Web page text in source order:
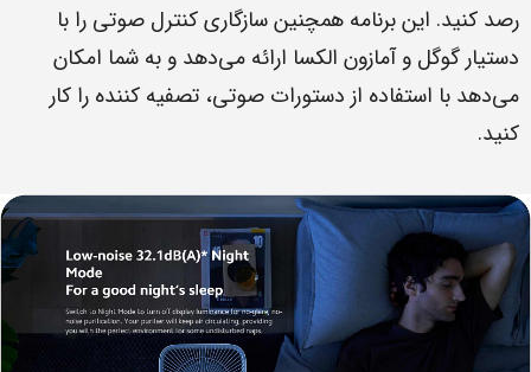
رصد کنید. این برنامه همچنین سازگاری کنترل صوتی را با
دستیار گوگل و آمازون الکسا ارائه می‌دهد و به شما امکان
می‌دهد با استفاده از دستورات صوتی، تصفیه کننده را کار
کنید.